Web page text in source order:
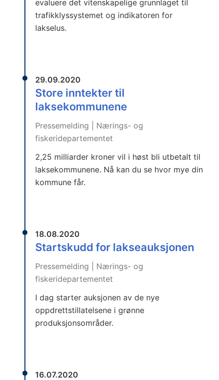
evaluere det vitenskapelige grunnlaget til
trafikklyssystemet og indikatoren for
lakselus.
29.09.2020
Store inntekter til
laksekommunene
Pressemelding | Nærings- og
fiskeridepartementet
2,25 milliarder kroner vil i høst bli utbetalt til
laksekommunene. Nå kan du se hvor mye din
kommune får.
18.08.2020
Startskudd for lakseauksjonen
Pressemelding | Nærings- og
fiskeridepartementet
I dag starter auksjonen av de nye
oppdrettstillatelsene i grønne
produksjonsområder.
16.07.2020